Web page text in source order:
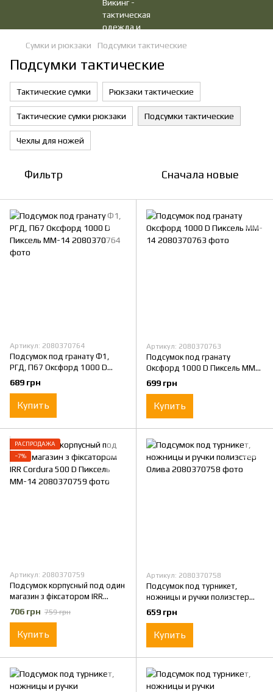
Сумки и рюкзаки Подсумки тактические
Подсумки тактические
Тактические сумки Рюкзаки тактические
Тактические сумки рюкзаки Подсумки тактические
Чехлы для ножей
Фильтр Сначала новые
Артикул: 2080370764
Подсумок под гранату Ф1,
РГД, П67 Оксфорд 1000 D
Пиксель MM-14
689 грн
Купить
Артикул: 2080370763
Подсумок под гранату
Оксфорд 1000 D Пиксель MM-
14
699 грн
Купить
РАСПРОДАЖА
−7%
Артикул: 2080370759
Подсумок корпусный под один
магазин з фіксатором IRR
Cordura 500 D Пиксель ММ-14
706 грн 759 грн
Купить
Артикул: 2080370758
Подсумок под турникет,
ножницы и ручки полиэстер
Олива
659 грн
Купить